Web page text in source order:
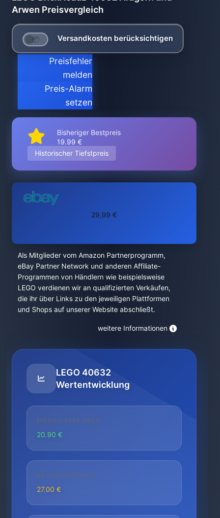
Arwen Preisvergleich
Versandkosten berücksichtigen
Preisfehler
melden
Preis-Alarm
setzen
Bisheriger Bestpreis
19.99 €
Historischer Tiefstpreis
29,99 €
Als Mitglieder vom Amazon Partnerprogramm,
eBay Partner Network und anderen Affiliate-
Programmen von Händlern wie beispielsweise
LEGO verdienen wir an qualifizierten Verkäufen,
die ihr über Links zu den jeweiligen Plattformen
und Shops auf unserer Website abschließt.
weitere Informationen
LEGO 40632
Wertentwicklung
NIEDRIGSTER PREIS
20.90 €
AKTUELLER PREIS
27.00 €